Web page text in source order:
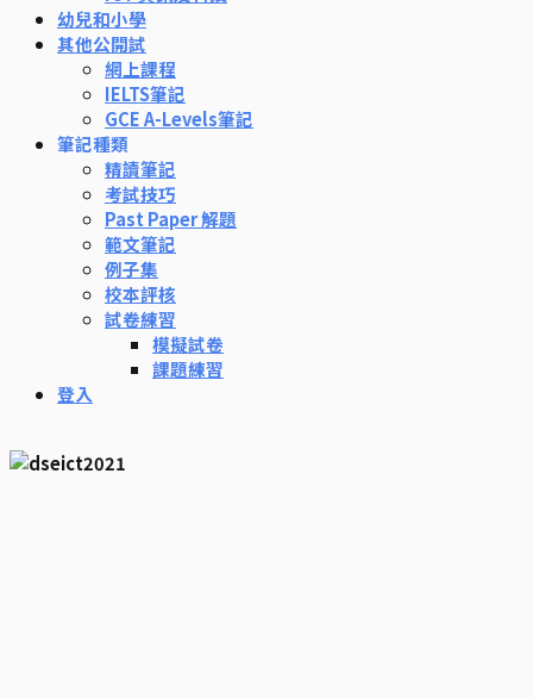
幼兒和小學
其他公開試
網上課程
IELTS筆記
GCE A-Levels筆記
筆記種類
精讀筆記
考試技巧
Past Paper 解題
範文筆記
例子集
校本評核
試卷練習
模擬試卷
課題練習
登入